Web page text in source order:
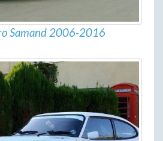
Samand 2006-2016